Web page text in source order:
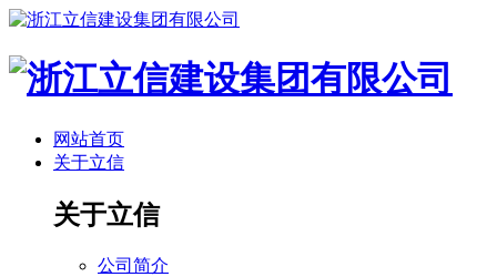
网站首页
关于立信
关于立信
公司简介